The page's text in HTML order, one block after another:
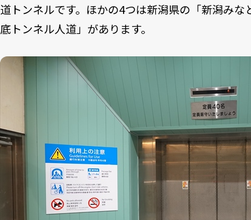
道トンネルです。ほかの4つは新潟県の「新潟み
底トンネル人道」があります。